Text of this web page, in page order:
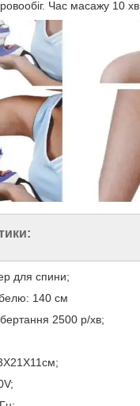
Час масажу 10 хв.
для спини;
140 см
2500 р/хв;